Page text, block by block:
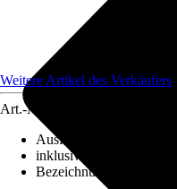
Weitere Artikel des Verkäufers
Art.-Nr.
Ausführung
inklusive Leuchtmittel
Bezeichnung Fassung